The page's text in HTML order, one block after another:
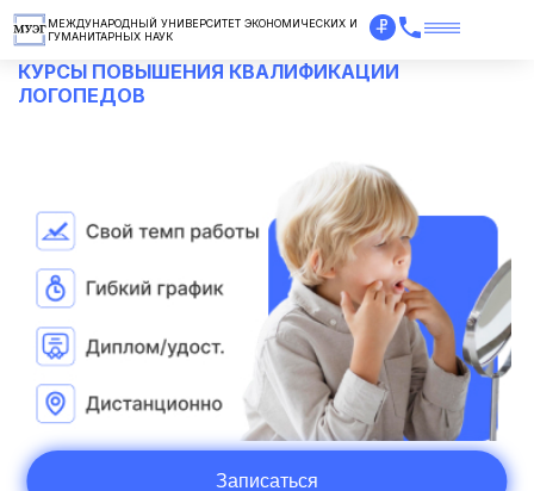
МЕЖДУНАРОДНЫЙ УНИВЕРСИТЕТ ЭКОНОМИЧЕСКИХ И
ГУМАНИТАРНЫХ НАУК
КУРСЫ ПОВЫШЕНИЯ КВАЛИФИКАЦИИ
ЛОГОПЕДОВ
Записаться